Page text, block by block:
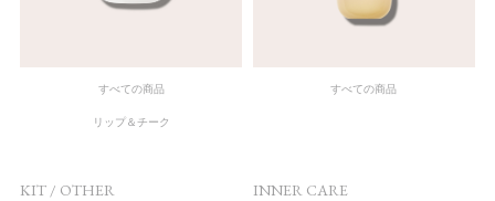
すべての商品
リップ＆チーク
すべての商品
KIT / OTHER INNER CARE